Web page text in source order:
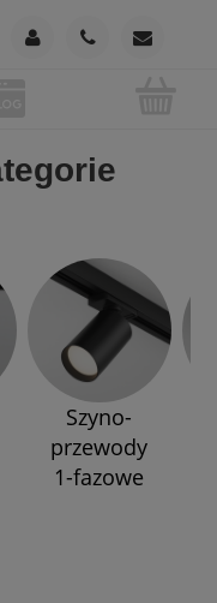
Szyno-
przewody
1-fazowe